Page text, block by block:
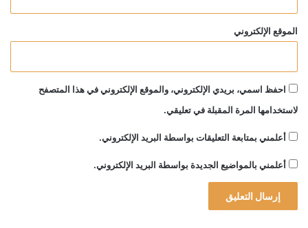
الموقع الإلكتروني
احفظ اسمي، بريدي الإلكتروني، والموقع الإلكتروني في هذا المتصفح
لاستخدامها المرة المقبلة في تعليقي.
أعلمني بمتابعة التعليقات بواسطة البريد الإلكتروني.
أعلمني بالمواضيع الجديدة بواسطة البريد الإلكتروني.